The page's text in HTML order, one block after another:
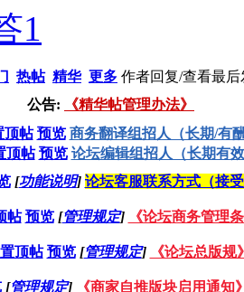
1
热帖 精华 更多 作者回复/查看最后
公告:
《精华帖管理办法》
顶帖 预览 商务翻译组招人（长期/有
顶帖 预览 论坛编辑组招人（长期有
[功能说明] 论坛客服联系方式（接
帖 预览 [管理规定] 《论坛商务管理
顶帖 预览 [管理规定] 《论坛总版规
[管理规定]
《商家自推版块启用通知